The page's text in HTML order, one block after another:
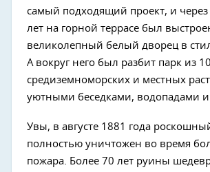
самый подходящий проект, и через
лет на горной террасе был
великолепный белый дворец в
А вокруг него был разбит парк из
средиземноморских и местных
уютными беседками, водопадами и
Увы, в августе 1881 года
полностью уничтожен во время
пожара. Более 70 лет руины